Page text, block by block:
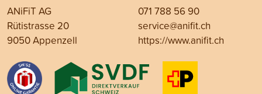
ANiFiT AG
Rütistrasse 20
9050 Appenzell
071 788 56 90
service@anifit.ch
https://www.anifit.ch